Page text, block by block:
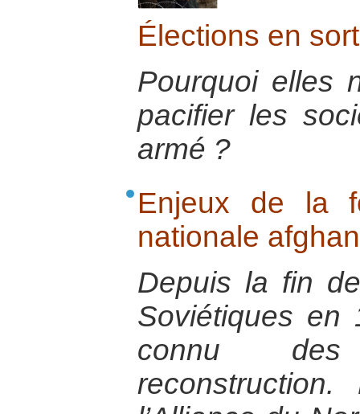
Élections en
Pourquoi elles
pacifier les
armé ?
Enjeux de la
nationale
Depuis la fin
Soviétiques en
connu